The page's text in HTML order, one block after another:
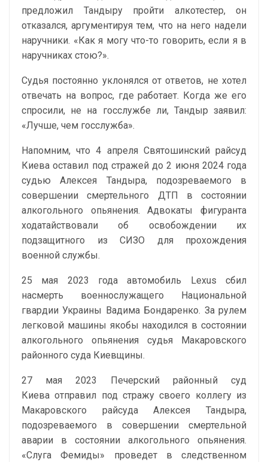
предложил Тандыру пройти алкотестер, он
отказался, аргументируя тем, что на него надели
наручники. «Как я могу что-то говорить, если я в
наручниках стою?».
Судья постоянно уклонялся от ответов, не хотел
отвечать на вопрос, где работает. Когда же его
спросили, не на госслужбе ли, Тандыр заявил:
«Лучше, чем госслужба».
Напомним, что 4 апреля Святошинский райсуд
Киева оставил под стражей до 2 июня 2024 года
судью Алексея Тандыра, подозреваемого в
совершении смертельного ДТП в состоянии
алкогольного опьянения. Адвокаты фигуранта
ходатайствовали об освобождении их
подзащитного из СИЗО для прохождения
военной службы.
25 мая 2023 года автомобиль Lexus сбил
насмерть военнослужащего Национальной
гвардии Украины Вадима Бондаренко. За рулем
легковой машины якобы находился в состоянии
алкогольного опьянения судья Макаровского
районного суда Киевщины.
27 мая 2023 Печерский районный суд
Киева отправил под стражу своего коллегу из
Макаровского райсуда Алексея Тандыра,
подозреваемого в совершении смертельной
аварии в состоянии алкогольного опьянения.
«Слуга Фемиды» проведет в следственном